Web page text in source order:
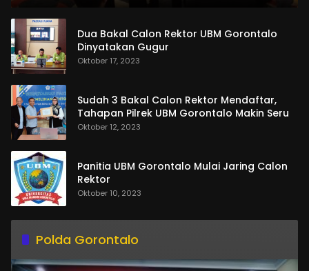
Dua Bakal Calon Rektor UBM Gorontalo
Dinyatakan Gugur
Oktober 17, 2023
Sudah 3 Bakal Calon Rektor Mendaftar,
Tahapan Pilrek UBM Gorontalo Makin Seru
Oktober 12, 2023
Panitia UBM Gorontalo Mulai Jaring Calon
Rektor
Oktober 10, 2023
Polda Gorontalo